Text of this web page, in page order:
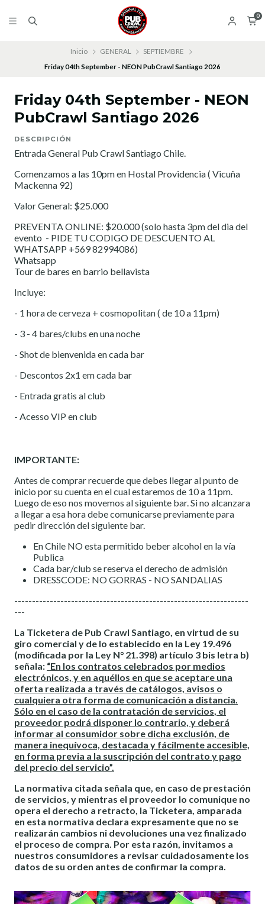
0
Inicio GENERAL
SEPTIEMBRE
Friday 04th September - NEON PubCrawl Santiago 2026
Friday 04th September - NEON
PubCrawl Santiago 2026
DESCRIPCIÓN
Entrada General Pub Crawl Santiago Chile.
Comenzamos a las 10pm en Hostal Providencia ( Vicuña
Mackenna 92)
Valor General: $25.000
PREVENTA ONLINE: $20.000 (solo hasta 3pm del dia del
evento - PIDE TU CODIGO DE DESCUENTO AL
WHATSAPP +569 82994086)
Whatsapp
Tour de bares en barrio bellavista
Incluye:
- 1 hora de cerveza + cosmopolitan ( de 10 a 11pm)
- 3 - 4 bares/clubs en una noche
- Shot de bienvenida en cada bar
- Descontos 2x1 em cada bar
- Entrada gratis al club
- Acesso VIP en club
IMPORTANTE:
Antes de comprar recuerde que debes llegar al punto de
inicio por su cuenta en el cual estaremos de 10 a 11pm.
Luego de eso nos movemos al siguiente bar. Si no alcanzara
a llegar a esa hora debe comunicarse previamente para
pedir dirección del siguiente bar.
En Chile NO esta permitido beber alcohol en la vía
Publica
Cada bar/club se reserva el derecho de admisión
DRESSCODE: NO GORRAS - NO SANDALIAS
------------------------------------------------------------------
---
La Ticketera de Pub Crawl Santiago, en virtud de su
giro comercial y de lo establecido en la Ley 19.496
(modificada por la Ley N° 21.398) artículo 3 bis letra b)
señala: “En los contratos celebrados por medios
electrónicos, y en aquéllos en que se aceptare una
oferta realizada a través de catálogos, avisos o
cualquiera otra forma de comunicación a distancia.
Sólo en el caso de la contratación de servicios, el
proveedor podrá disponer lo contrario, y deberá
informar al consumidor sobre dicha exclusión, de
manera inequívoca, destacada y fácilmente accesible,
en forma previa a la suscripción del contrato y pago
del precio del servicio”.
La normativa citada señala que, en caso de prestación
de servicios, y mientras el proveedor lo comunique no
opera el derecho a retracto, la Ticketera, amparada
en esta normativa declara expresamente que no se
realizarán cambios ni devoluciones una vez finalizado
el proceso de compra. Por esta razón, invitamos a
nuestros consumidores a revisar cuidadosamente los
datos de su orden antes de confirmar la compra.